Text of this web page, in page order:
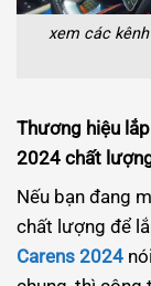
xem các
Thương hiệu
2024 chất
Nếu bạn đang
chất lượng để
Carens 2024